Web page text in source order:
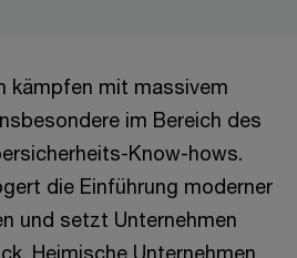
kämpfen mit massivem
im Bereich des
Know-hows.
die Einführung moderner
und setzt Unternehmen
Heimische Unternehmen